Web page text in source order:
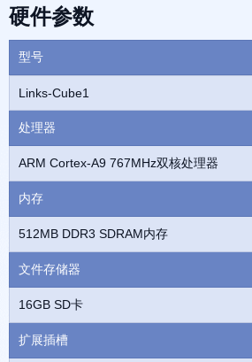
硬件参数
型号
Links-Cube1
处理器
ARM Cortex-A9 767MHz双核处理器
内存
512MB DDR3 SDRAM内存
文件存储器
16GB SD卡
扩展插槽